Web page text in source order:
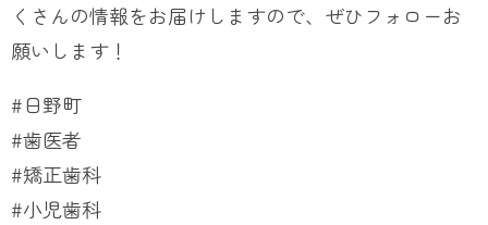
くさんの情報をお届けしますので、ぜひフォローお
願いします！
#日野町
#歯医者
#矯正歯科
#小児歯科